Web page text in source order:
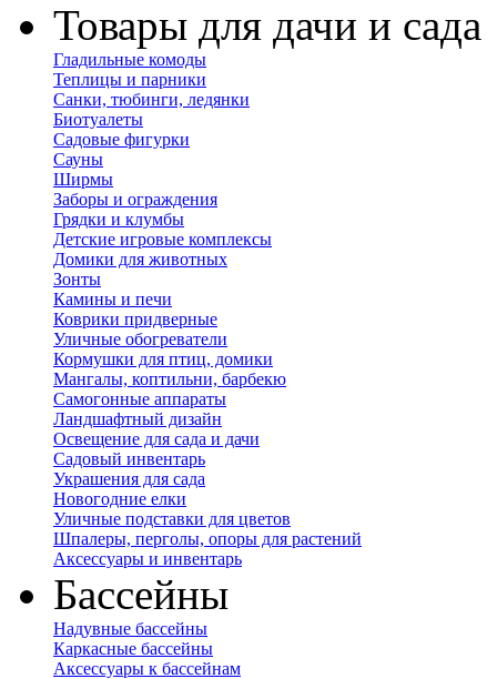
Товары для дачи и сада
Гладильные комоды
Теплицы и парники
Санки, тюбинги, ледянки
Биотуалеты
Садовые фигурки
Сауны
Ширмы
Заборы и ограждения
Грядки и клумбы
Детские игровые комплексы
Домики для животных
Зонты
Камины и печи
Коврики придверные
Уличные обогреватели
Кормушки для птиц, домики
Мангалы, коптильни, барбекю
Самогонные аппараты
Ландшафтный дизайн
Освещение для сада и дачи
Садовый инвентарь
Украшения для сада
Новогодние елки
Уличные подставки для цветов
Шпалеры, перголы, опоры для растений
Аксессуары и инвентарь
Бассейны
Надувные бассейны
Каркасные бассейны
Аксессуары к бассейнам